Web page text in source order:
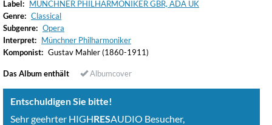
Label: MUNCHNER PHILHARMONIKER GBR, ADA UK
Genre: Classical
Subgenre: Opera
Interpret: Münchner Philharmoniker
Komponist: Gustav Mahler (1860-1911)
Das Album enthält Albumcover
Entschuldigen Sie bitte!
Sehr geehrter HIGHRESAUDIO Besucher,